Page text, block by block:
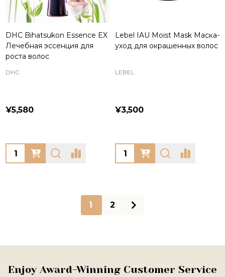
DHC Bihatsukon Essence EX
Лечебная эссенция для
роста волос
DHC
¥5,580
Quantity:
Lebel IAU Moist Mask Маска-
уход для окрашенных волос
LEBEL
¥3,500
Quantity:
1 2
Footer
Enjoy Award-Winning Customer Service